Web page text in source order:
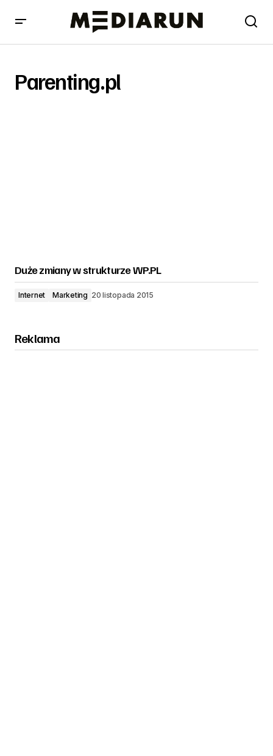
Parenting.pl
Duże zmiany w strukturze WP.PL
Internet Marketing 20 listopada 2015
Reklama